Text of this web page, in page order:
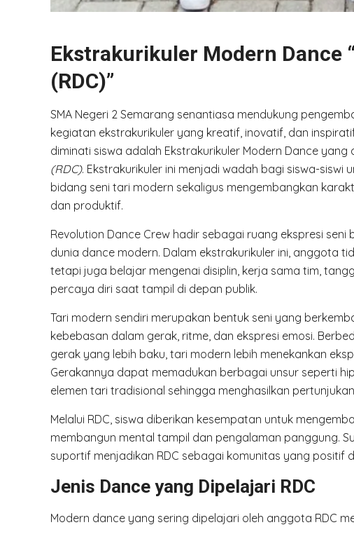
Ekstrakurikuler Modern Dance
(RDC)”
SMA Negeri 2 Semarang senantiasa mendukung
kegiatan ekstrakurikuler yang kreatif, inovatif, dan
diminati siswa adalah Ekstrakurikuler Modern Dance yang
(RDC). Ekstrakurikuler ini menjadi wadah bagi siswa-
bidang seni tari modern sekaligus mengembangkan
dan produktif.
Revolution Dance Crew hadir sebagai ruang ekspresi
dunia dance modern. Dalam ekstrakurikuler ini, anggota
tetapi juga belajar mengenai disiplin, kerja sama tim,
percaya diri saat tampil di depan publik.
Tari modern sendiri merupakan bentuk seni yang
kebebasan dalam gerak, ritme, dan ekspresi emosi.
gerak yang lebih baku, tari modern lebih menekankan
Gerakannya dapat memadukan berbagai unsur seperti
elemen tari tradisional sehingga menghasilkan
Melalui RDC, siswa diberikan kesempatan untuk
membangun mental tampil dan pengalaman panggung.
suportif menjadikan RDC sebagai komunitas yang
Jenis Dance yang Dipelajari RDC
Modern dance yang sering dipelajari oleh anggota RDC